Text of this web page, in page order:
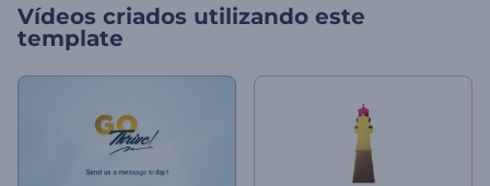
Vídeos criados utilizando este
template